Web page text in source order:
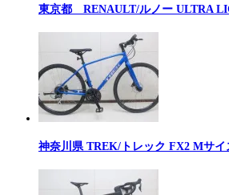
東京都 RENAULT/ルノー ULTRA
神奈川県 TREK/トレック FX2 Mサ